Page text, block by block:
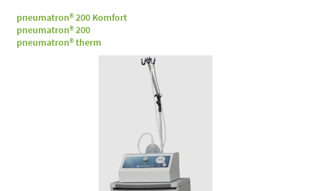
pneumatron® 200 Komfort
pneumatron® 200
pneumatron® therm